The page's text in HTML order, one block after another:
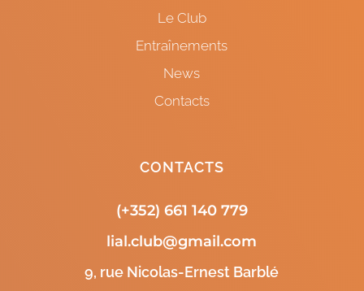
Le Club
Entraînements
News
Contacts
CONTACTS
(+352) 661 140 779
lial.club@gmail.com
9, rue Nicolas-Ernest Barblé